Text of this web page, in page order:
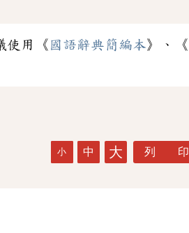
使用《 國語辭典簡編本》、《
小 中 大 列 印